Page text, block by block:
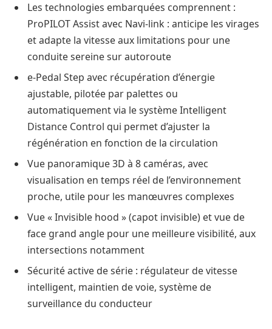
Les technologies embarquées comprennent :
ProPILOT Assist avec Navi-link : anticipe les virages
et adapte la vitesse aux limitations pour une
conduite sereine sur autoroute
e-Pedal Step avec récupération d’énergie
ajustable, pilotée par palettes ou
automatiquement via le système Intelligent
Distance Control qui permet d’ajuster la
régénération en fonction de la circulation
Vue panoramique 3D à 8 caméras, avec
visualisation en temps réel de l’environnement
proche, utile pour les manœuvres complexes
Vue « Invisible hood » (capot invisible) et vue de
face grand angle pour une meilleure visibilité, aux
intersections notamment
Sécurité active de série : régulateur de vitesse
intelligent, maintien de voie, système de
surveillance du conducteur